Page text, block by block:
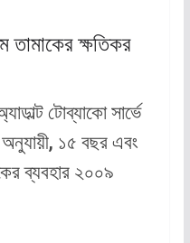
তামাকের ক্ষতিকর
টোব্যাকো সার্ভে
১৫ বছর এবং
ব্যবহার ২০০৯